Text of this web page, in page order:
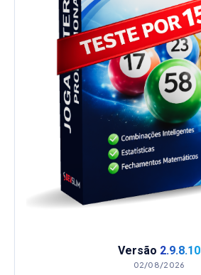
Versão 2.9.8.10
02/08/2026